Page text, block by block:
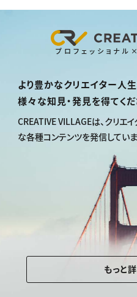
プロフェッショナ
より豊かなクリエイター人生
様々な知見・発見を得てくだ
CREATIVE VILLAGEは、 クリエ
な各種コンテンツを発信していま
もっと